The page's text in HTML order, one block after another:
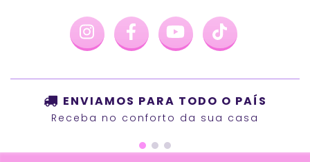
ENVIAMOS PARA TODO O PAÍS
Receba no conforto da sua casa